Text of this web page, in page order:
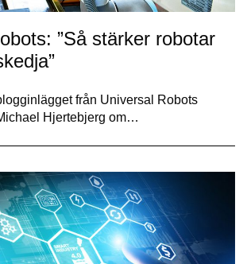
”Så stärker robotar
från Universal Robots
Hjertebjerg om…